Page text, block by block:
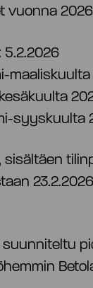
vuonna
5.2.2026
syyskuulta